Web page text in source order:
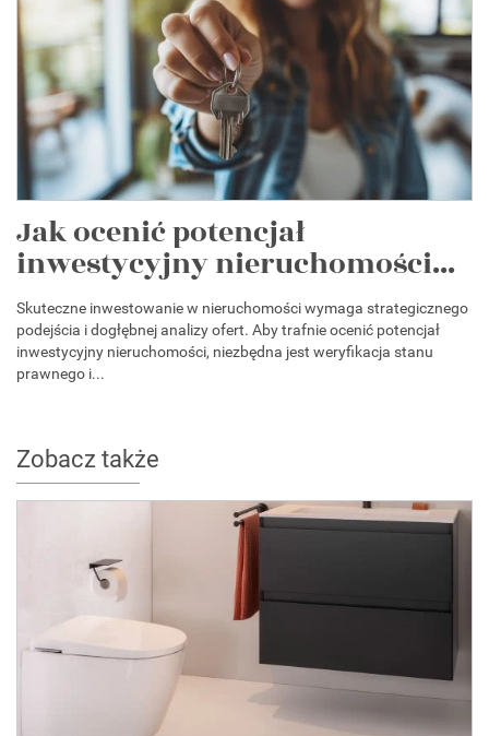
Jak ocenić potencjał
inwestycyjny nieruchomości...
Skuteczne inwestowanie w nieruchomości wymaga strategicznego
podejścia i dogłębnej analizy ofert. Aby trafnie ocenić potencjał
inwestycyjny nieruchomości, niezbędna jest weryfikacja stanu
prawnego i...
Zobacz także